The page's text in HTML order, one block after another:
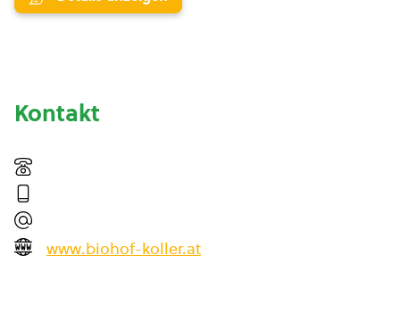
Kontakt
www.biohof-koller.at